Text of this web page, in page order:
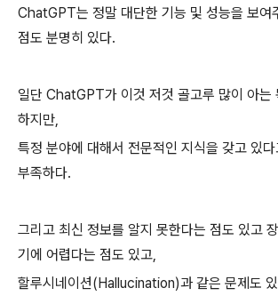
ChatGPT는 정말 대단한 기능 및 성능을 보여
점도 분명히 있다.
일단 ChatGPT가 이것 저것 골고루 많이 아는
하지만,
특정 분야에 대해서 전문적인 지식을 갖고 있
부족하다.
그리고 최신 정보를 알지 못한다는 점도 있고
기에 어렵다는 점도 있고,
할루시네이션(Hallucination)과 같은 문제도